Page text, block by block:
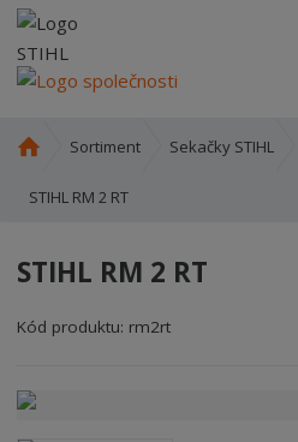
o
t
Sortiment Sekačky STIHL
STIHL RM 2 RT
STIHL RM 2 RT
Kód produktu: rm2rt